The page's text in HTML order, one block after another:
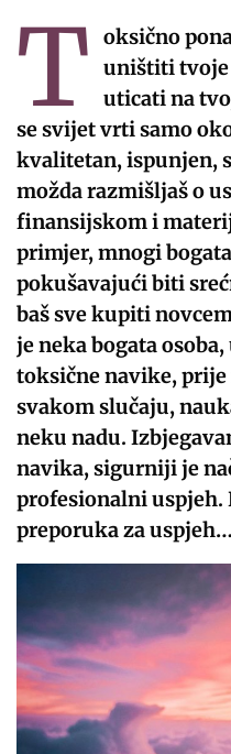
T
oksično
uništiti tvoje
uticati na
se svijet vrti samo
kvalitetan, ispunjen,
možda razmišljaš o
finansijskom i
primjer, mnogi
pokušavajući biti
baš sve kupiti
je neka bogata
toksične navike, prije
svakom slučaju,
neku nadu.
navika, sigurniji je
profesionalni
preporuka za uspjeh…